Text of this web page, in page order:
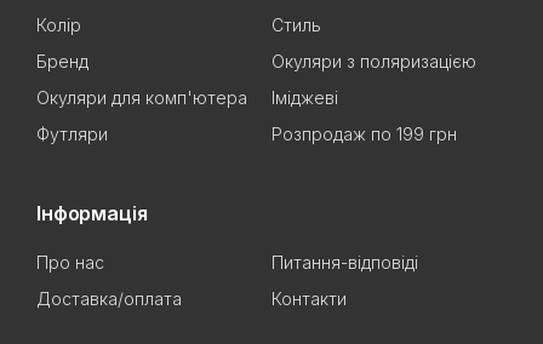
Колір
Стиль
Бренд
Окуляри з поляризацією
Окуляри для комп'ютера
Іміджеві
Футляри
Розпродаж по 199 грн
Інформація
Про нас
Питання-відповіді
Доставка/оплата
Контакти